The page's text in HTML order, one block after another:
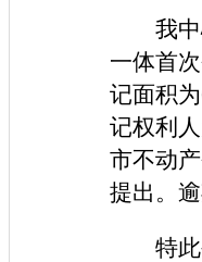
我
一体首
记面积
记权利
市不动
提出。
特此